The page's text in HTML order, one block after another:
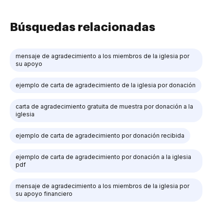
Búsquedas relacionadas
mensaje de agradecimiento a los miembros de la iglesia por
su apoyo
ejemplo de carta de agradecimiento de la iglesia por donación
carta de agradecimiento gratuita de muestra por donación a la
iglesia
ejemplo de carta de agradecimiento por donación recibida
ejemplo de carta de agradecimiento por donación a la iglesia
pdf
mensaje de agradecimiento a los miembros de la iglesia por
su apoyo financiero